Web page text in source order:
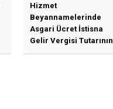
Hizmet
Beyannamelerinde
Asgari Ücret İstisna
Gelir Vergisi Tutarının
Güncellenmesine